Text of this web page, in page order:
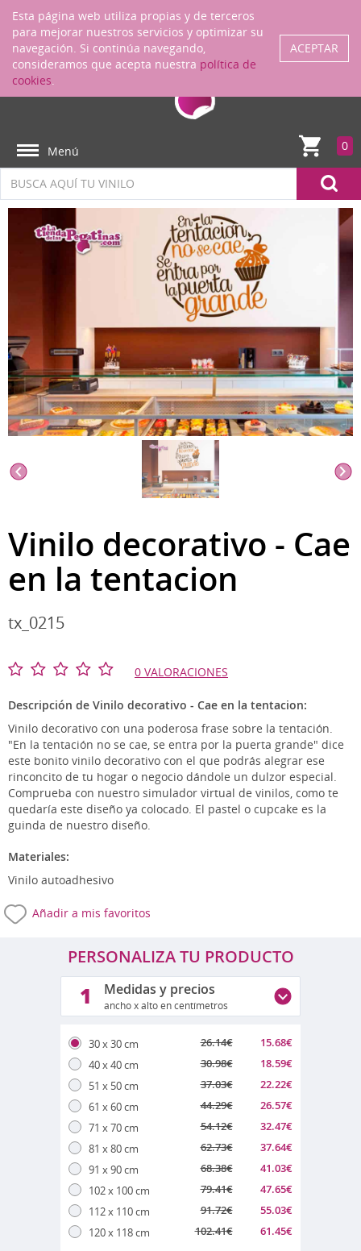
ENTRAR
Menú 0
Vinilo decorativo - Cae
en la tentacion
tx_0215
0 VALORACIONES
Descripción de Vinilo decorativo - Cae en la tentacion:
Vinilo decorativo con una poderosa frase sobre la tentación.
"En la tentación no se cae, se entra por la puerta grande" dice
este bonito vinilo decorativo con el que podrás alegrar ese
rinconcito de tu hogar o negocio dándole un dulzor especial.
Comprueba con nuestro simulador virtual de vinilos, como te
quedaría este diseño ya colocado. El pastel o cupcake es la
guinda de nuestro diseño.
Materiales:
Vinilo autoadhesivo
Añadir a mis favoritos
PERSONALIZA TU PRODUCTO
1 Medidas y precios
ancho x alto en centímetros
30 x 30 cm
40 x 40 cm
51 x 50 cm
61 x 60 cm
71 x 70 cm
81 x 80 cm
91 x 90 cm
102 x 100 cm
112 x 110 cm
120 x 118 cm
26.14€
30.98€
37.03€
44.29€
54.12€
62.73€
68.38€
79.41€
91.72€
102.41€
15.68€
18.59€
22.22€
26.57€
32.47€
37.64€
41.03€
47.65€
55.03€
61.45€
Esta página web utiliza propias y de terceros
para mejorar nuestros servicios y optimizar su
navegación. Si continúa navegando,
consideramos que acepta nuestra política de
cookies.
ACEPTAR